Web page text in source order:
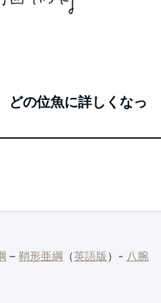
どの位魚に詳しくなっ
– 鞘形亜綱 （英語版 ）- 八腕